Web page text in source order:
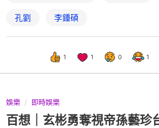
孔劉 李鍾碩
1 1 0 1
娛樂 即時娛樂
百想｜玄彬勇奪視帝孫藝